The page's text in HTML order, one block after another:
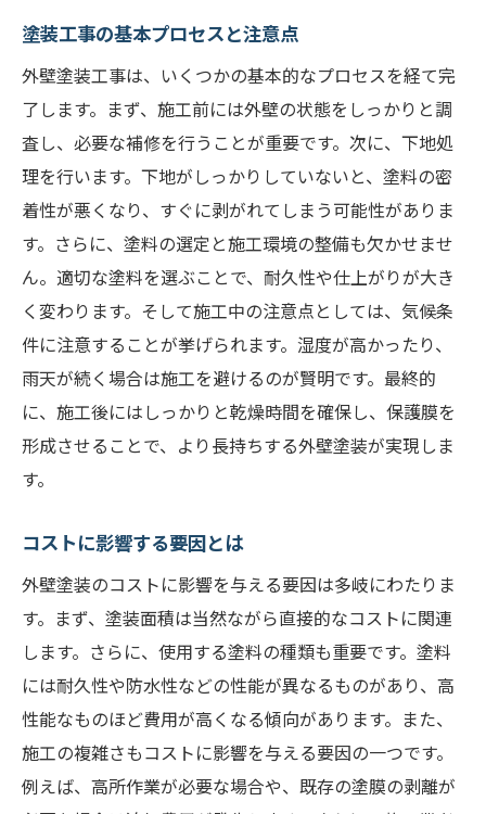
経験者のアドバイスを活かす方法
実例で見るコストパフォーマンス向上法
外壁塗装の最適な選択基準とは信頼性と実績を
見極める
信頼性の高い業者の見極め方
実績重視の業者選びが重要な理由
過去の施工実績を調べる方法
信頼できる証拠としての保証内容
口コミとレビューの信憑性を確認する
塗装工事の基本プロセスと注意点
外壁塗装工事は、いくつかの基本的なプロセスを経て完
了します。まず、施工前には外壁の状態をしっかりと調
査し、必要な補修を行うことが重要です。次に、下地処
理を行います。下地がしっかりしていないと、塗料の密
着性が悪くなり、すぐに剥がれてしまう可能性がありま
す。さらに、塗料の選定と施工環境の整備も欠かせませ
ん。適切な塗料を選ぶことで、耐久性や仕上がりが大き
く変わります。そして施工中の注意点としては、気候条
件に注意することが挙げられます。湿度が高かったり、
雨天が続く場合は施工を避けるのが賢明です。最終的
に、施工後にはしっかりと乾燥時間を確保し、保護膜を
形成させることで、より長持ちする外壁塗装が実現しま
す。
コストに影響する要因とは
外壁塗装のコストに影響を与える要因は多岐にわたりま
す。まず、塗装面積は当然ながら直接的なコストに関連
します。さらに、使用する塗料の種類も重要です。塗料
には耐久性や防水性などの性能が異なるものがあり、高
性能なものほど費用が高くなる傾向があります。また、
施工の複雑さもコストに影響を与える要因の一つです。
例えば、高所作業が必要な場合や、既存の塗膜の剥離が